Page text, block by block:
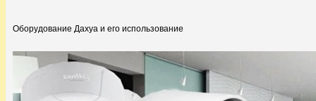
Оборудование Дахуа и его использование